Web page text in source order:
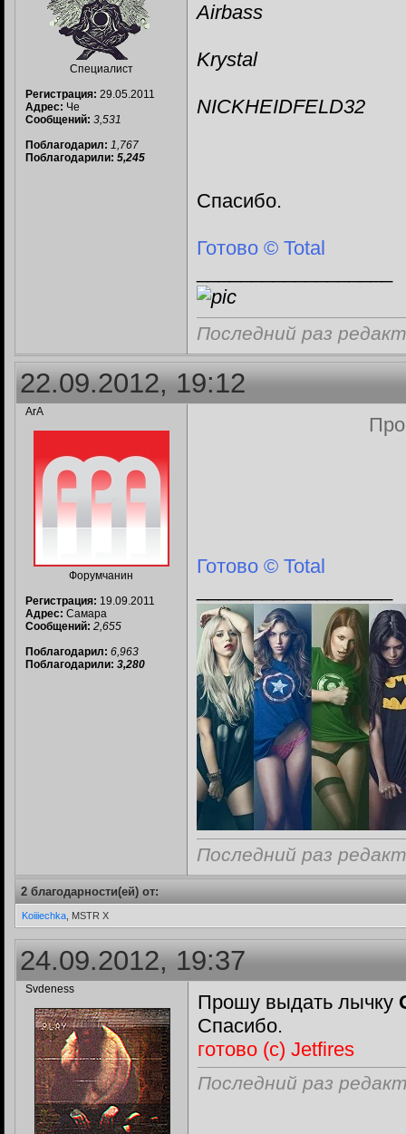
Специалист
Регистрация: 29.05.2011
Адрес: Че
Сообщений: 3,531
Поблагодарил: 1,767
Поблагодарили: 5,245
Airbass
Krystal
NICKHEIDFELD32
Спасибо.
Готово © Total
Последний раз
22.09.2012, 19:12
ArA
Форумчанин
Регистрация: 19.09.2011
Адрес: Самара
Сообщений: 2,655
Поблагодарил: 6,963
Поблагодарили: 3,280
Готово © Total
Последний раз
2 благодарности(ей) от:
Koiiiechka , MSTR X
24.09.2012, 19:37
Svdeness
Прошу выдать лычку
Спасибо.
готово (с) Jetfires
Последний раз